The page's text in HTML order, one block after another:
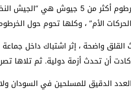
تستضيف الخرطوم أكثر من 5
الأم” ، وكلها تحوم حول
واضحة ، إثر اشتباك داخل
وكادت أن تحدث أزمة دولية. ثم تلاها